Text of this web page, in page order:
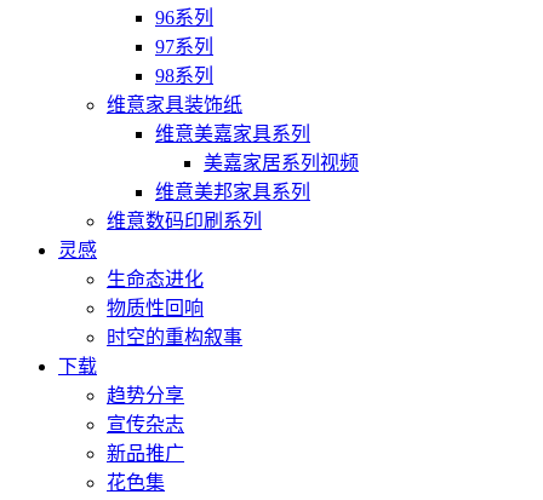
96系列
97系列
98系列
维意家具装饰纸
维意美嘉家具系列
美嘉家居系列视频
维意美邦家具系列
维意数码印刷系列
灵感
生命态进化
物质性回响
时空的重构叙事
下载
趋势分享
宣传杂志
新品推广
花色集